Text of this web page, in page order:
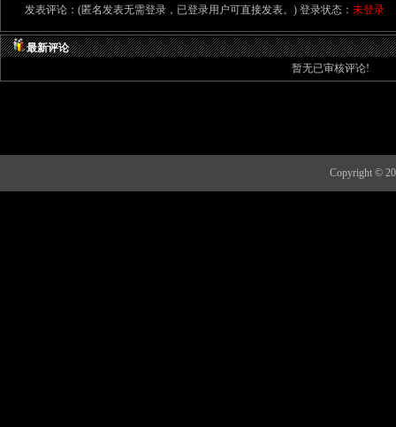
发表评论：(匿名发表无需登录，已登录用户可直接发表。) 登录状态： 未登录
最新评论
暂无已审核评论!
Copyright ©